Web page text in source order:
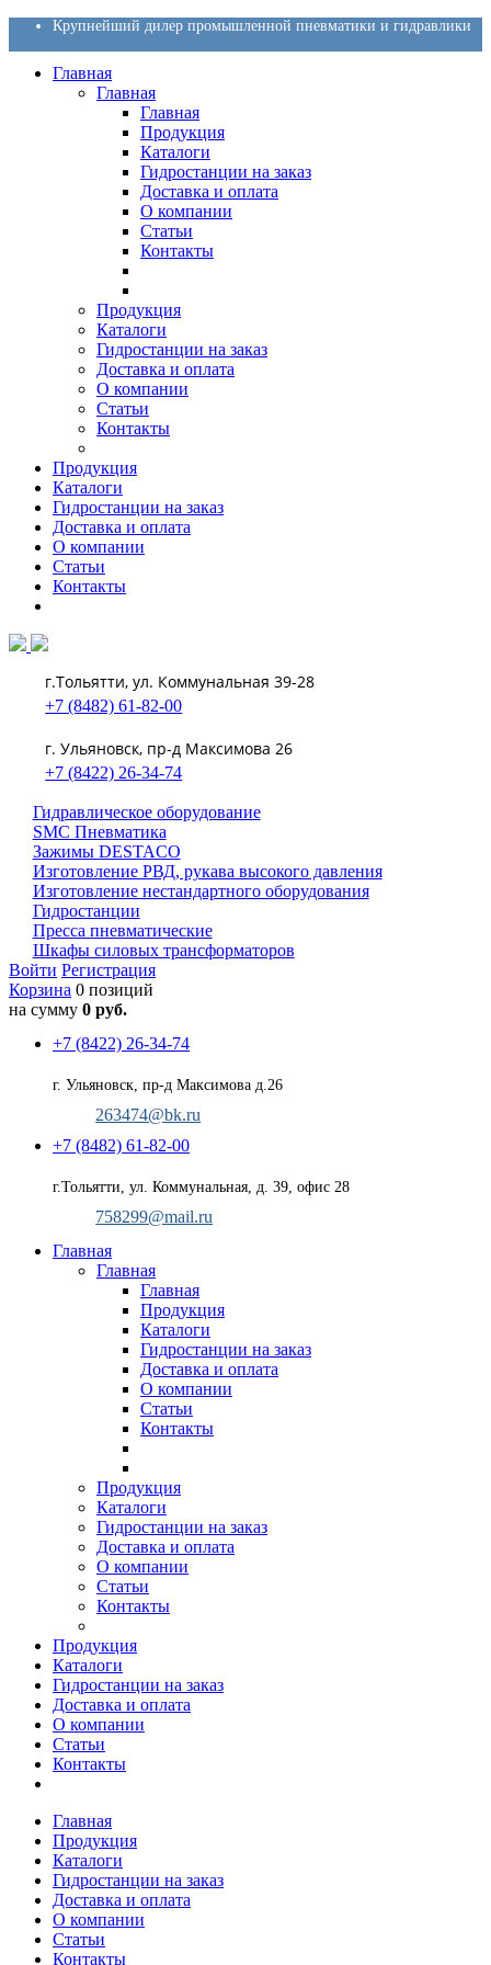
Крупнейший дилер промышленной пневматики и гидравлики
Главная
Главная
Главная
Продукция
Каталоги
Гидростанции на заказ
Доставка и оплата
О компании
Статьи
Контакты
Продукция
Каталоги
Гидростанции на заказ
Доставка и оплата
О компании
Статьи
Контакты
Продукция
Каталоги
Гидростанции на заказ
Доставка и оплата
О компании
Статьи
Контакты
г.Тольятти, ул. Коммунальная 39-28
+7 (8482) 61-82-00
г. Ульяновск, пр-д Максимова 26
+7 (8422) 26-34-74
Гидравлическое оборудование
SMC Пневматика
Зажимы DESTACO
Изготовление РВД, рукава высокого давления
Изготовление нестандартного оборудования
Гидростанции
Пресса пневматические
Шкафы силовых трансформаторов
Войти Регистрация
Корзина 0 позиций
на сумму 0 руб.
+7 (8422) 26-34-74
г. Ульяновск, пр-д Максимова д.26
263474@bk.ru
+7 (8482) 61-82-00
г.Тольятти, ул. Коммунальная, д. 39, офис 28
758299@mail.ru
Главная
Главная
Главная
Продукция
Каталоги
Гидростанции на заказ
Доставка и оплата
О компании
Статьи
Контакты
Продукция
Каталоги
Гидростанции на заказ
Доставка и оплата
О компании
Статьи
Контакты
Продукция
Каталоги
Гидростанции на заказ
Доставка и оплата
О компании
Статьи
Контакты
Главная
Продукция
Каталоги
Гидростанции на заказ
Доставка и оплата
О компании
Статьи
Контакты